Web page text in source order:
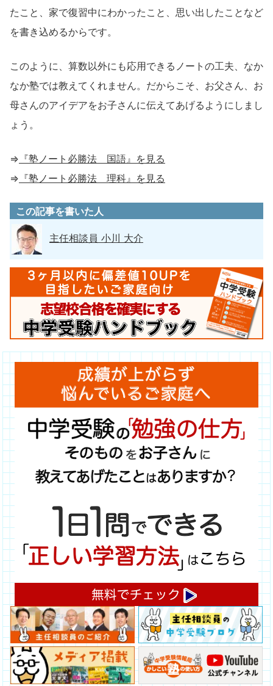
たこと、家で復習中にわかったこと、思い出したことなど
を書き込めるからです。
このように、算数以外にも応用できるノートの工夫、なか
なか塾では教えてくれません。だからこそ、お父さん、お
母さんのアイデアをお子さんに伝えてあげるようにしまし
ょう。
⇒ 『塾ノート必勝法 国語』を見る
⇒ 『塾ノート必勝法 理科』を見る
この記事を書いた人
主任相談員 小川 大介